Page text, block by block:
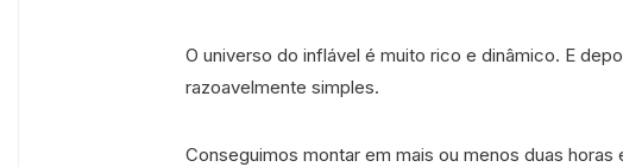
O universo do inflável é muito rico e dinâmico. E
razoavelmente simples.
Conseguimos montar em mais ou menos duas